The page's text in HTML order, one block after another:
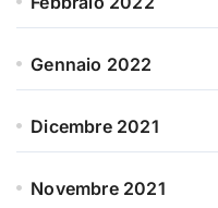
Gennaio 2022
Dicembre 2021
Novembre 2021